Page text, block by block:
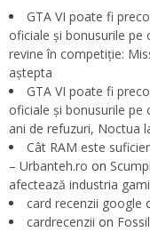
GTA VI poate fi
oficiale și bonusurile pe
revine în competiție:
aștepta
GTA VI poate fi
oficiale și bonusurile pe
ani de refuzuri, Noctua
Cât RAM este
– Urbanteh.ro on
afectează industria
card recenzii google
cardrecenzii on